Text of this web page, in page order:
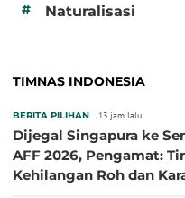
# Naturalisasi
TIMNAS INDONESIA
BERITA PILIHAN 13 jam lalu
Dijegal Singapura ke
AFF 2026, Pengamat:
Kehilangan Roh dan